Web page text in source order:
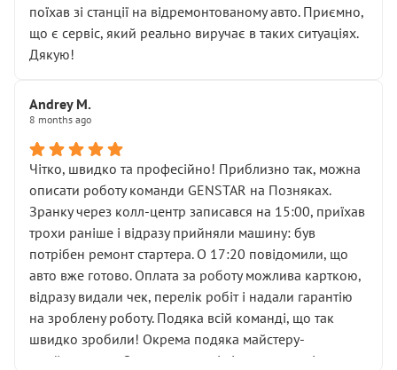
Окремий момент, який виглядає абсурдно:
мені заявили, що бачок гальмівної рідини потрібно
міняти разом із головним гальмівним циліндром у
Для людини, яка хоча б трохи розуміється на техніці,
це звучить як мінімум непрофесійно, а як максимум —
спроба продати дорогий вузол замість елементарних
ущільнювачів.
Що прикро — це не перший мій візит. Раніше міняв у
вас стартер, і тоді сервіс наче справив хороше
враження. Але згодом знайшов декілька гайок під
лобовим склом. Мені пояснили, що це “старі гайки, які
відкручували”, і попросили не хвилюватися. ( надіюсь
новий власник, не застяг в полі))
Але після нинішнього візиту такі дрібниці вже не
здаються дрібницями.
Я — клієнт, який працює на довірі, і саме її цей сервіс
поїхав зі станції на відремонтованому авто. Приємно,
що є сервіс, який реально виручає в таких ситуаціях.
Дякую!
Andrey M.
8 months ago
Чітко, швидко та професійно! Приблизно так, можна
описати роботу команди GENSTAR на Позняках.
Зранку через колл-центр записався на 15:00, приїхав
трохи раніше і відразу прийняли машину: був
потрібен ремонт стартера. О 17:20 повідомили, що
авто вже готово. Оплата за роботу можлива карткою,
відразу видали чек, перелік робіт і надали гарантію
на зроблену роботу. Подяка всій команді, що так
швидко зробили! Окрема подяка майстеру-
приймальнику Олександру: всі чітко та по суті.